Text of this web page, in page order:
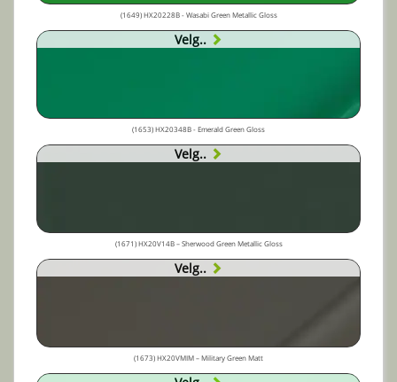
(1649) HX20228B - Wasabi Green Metallic Gloss
Velg..
(1653) HX20348B - Emerald Green Gloss
Velg..
(1671) HX20V14B – Sherwood Green Metallic Gloss
Velg..
(1673) HX20VMIM – Military Green Matt